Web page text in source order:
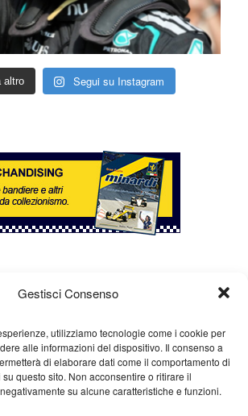
Gestisci Consenso
utilizziamo tecnologie come i cookie per
alle informazioni del dispositivo. Il consenso a
di elaborare dati come il comportamento di
questo sito. Non acconsentire o ritirare il
su alcune caratteristiche e funzioni.
altro Segui su Instagram
Carlo Minardi
Gear
Partners Contatti